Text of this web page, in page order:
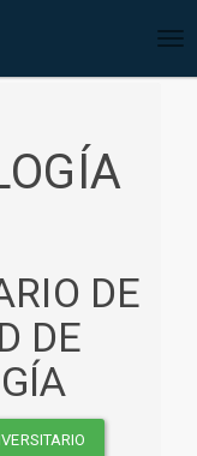
DE
DE